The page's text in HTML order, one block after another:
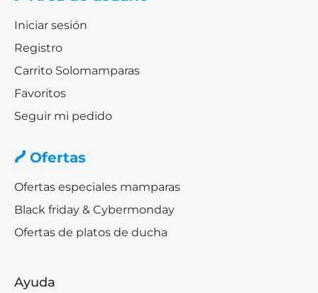
Iniciar sesión
Registro
Carrito Solomamparas
Favoritos
Seguir mi pedido
Ofertas
Ofertas especiales mamparas
Black friday & Cybermonday
Ofertas de platos de ducha
Ayuda